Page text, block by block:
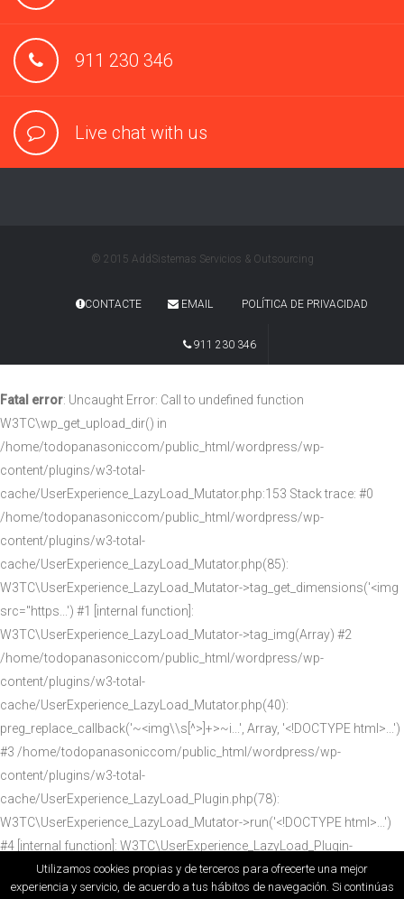
911 230 346
Live chat with us
© 2015 AddSistemas Servicios & Outsourcing
CONTACTE EMAIL POLÍTICA DE PRIVACIDAD
911 230 346
Utilizamos cookies propias y de terceros para ofrecerte una mejor
experiencia y servicio, de acuerdo a tus hábitos de navegación. Si continúas
Fatal error: Uncaught Error: Call to undefined function
W3TC\wp_get_upload_dir() in
/home/todopanasoniccom/public_html/wordpress/wp-
content/plugins/w3-total-
cache/UserExperience_LazyLoad_Mutator.php:153 Stack trace: #0
/home/todopanasoniccom/public_html/wordpress/wp-
content/plugins/w3-total-
cache/UserExperience_LazyLoad_Mutator.php(85):
W3TC\UserExperience_LazyLoad_Mutator->tag_get_dimensions('<img
src="https...') #1 [internal function]:
W3TC\UserExperience_LazyLoad_Mutator->tag_img(Array) #2
/home/todopanasoniccom/public_html/wordpress/wp-
content/plugins/w3-total-
cache/UserExperience_LazyLoad_Mutator.php(40):
preg_replace_callback('~<img\\s[^>]+>~i...', Array, '<!DOCTYPE html>...')
#3 /home/todopanasoniccom/public_html/wordpress/wp-
content/plugins/w3-total-
cache/UserExperience_LazyLoad_Plugin.php(78):
W3TC\UserExperience_LazyLoad_Mutator->run('<!DOCTYPE html>...')
#4 [internal function]: W3TC\UserExperience_LazyLoad_Plugin-
>ob_callback('<!DOCTYPE html>...') #5
/home/todopanasoniccom/public_html/wordpress/wp-content/plugi